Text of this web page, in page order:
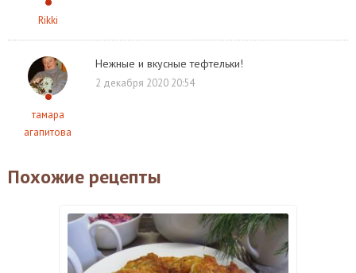
Rikki
тамара
агапитова
Нежные и вкусные тефтельки!
2 декабря 2020 20:54
Похожие рецепты